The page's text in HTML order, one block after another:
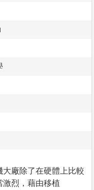
廠除了在硬體上比較
激烈，藉由移植